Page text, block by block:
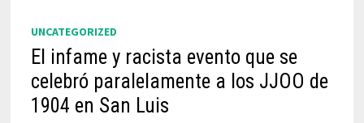
UNCATEGORIZED
El infame y racista evento que se
celebró paralelamente a los JJOO de
1904 en San Luis